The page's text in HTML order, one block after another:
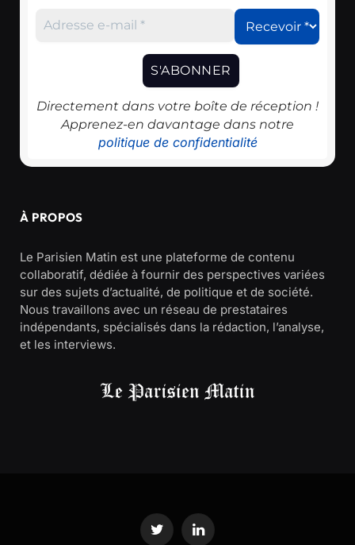
Directement dans votre boîte de réception !
Apprenez-en davantage dans notre
politique de confidentialité
À PROPOS
Le Parisien Matin est une plateforme de contenu
collaboratif, dédiée à fournir des perspectives variées
sur des sujets d’actualité, de politique et de société.
Nous travaillons avec un réseau de prestataires
indépendants, spécialisés dans la rédaction, l’analyse,
et les interviews.
Twitter LinkedIn